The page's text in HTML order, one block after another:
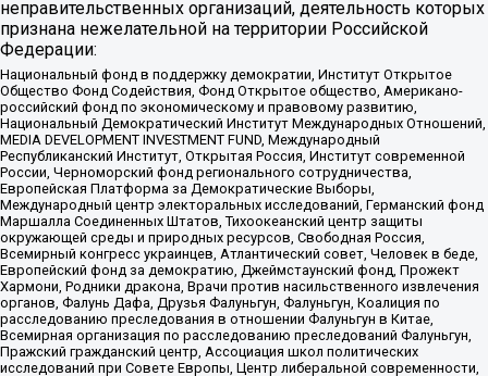
неправительственных организаций, деятельность которых
признана нежелательной на территории Российской
Федерации:
Национальный фонд в поддержку демократии, Институт Открытое
Общество Фонд Содействия, Фонд Открытое общество, Американо-
российский фонд по экономическому и правовому развитию,
Национальный Демократический Институт Международных Отношений,
MEDIA DEVELOPMENT INVESTMENT FUND, Международный
Республиканский Институт, Открытая Россия, Институт современной
России, Черноморский фонд регионального сотрудничества,
Европейская Платформа за Демократические Выборы,
Международный центр электоральных исследований, Германский фонд
Маршалла Соединенных Штатов, Тихоокеанский центр защиты
окружающей среды и природных ресурсов, Свободная Россия,
Всемирный конгресс украинцев, Атлантический совет, Человек в беде,
Европейский фонд за демократию, Джеймстаунский фонд, Прожект
Хармони, Родники дракона, Врачи против насильственного извлечения
органов, Фалунь Дафа, Друзья Фалуньгун, Фалуньгун, Коалиция по
расследованию преследования в отношении Фалуньгун в Китае,
Всемирная организация по расследованию преследований Фалуньгун,
Пражский гражданский центр, Ассоциация школ политических
исследований при Совете Европы, Центр либеральной современности,